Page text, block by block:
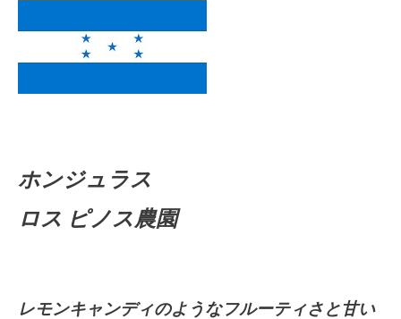
ホンジュラス
ロス ピノス農園
レモンキャンディのようなフルーティさと甘い